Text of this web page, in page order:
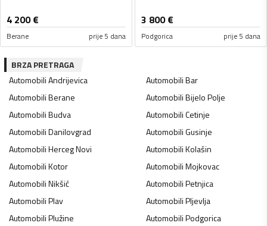
4 200€
Berane prije 5 dana
3 800€
Podgorica prije 5 dana
BRZA PRETRAGA
AutomobiliAndrijevica AutomobiliBar
AutomobiliBerane AutomobiliBijelo Polje
AutomobiliBudva AutomobiliCetinje
AutomobiliDanilovgrad AutomobiliGusinje
AutomobiliHerceg Novi AutomobiliKolašin
AutomobiliKotor AutomobiliMojkovac
AutomobiliNikšić AutomobiliPetnjica
AutomobiliPlav AutomobiliPljevlja
AutomobiliPlužine AutomobiliPodgorica